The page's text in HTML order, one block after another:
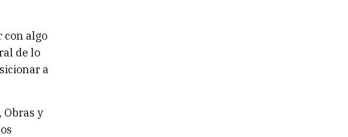
con algo
de lo
a
Obras y